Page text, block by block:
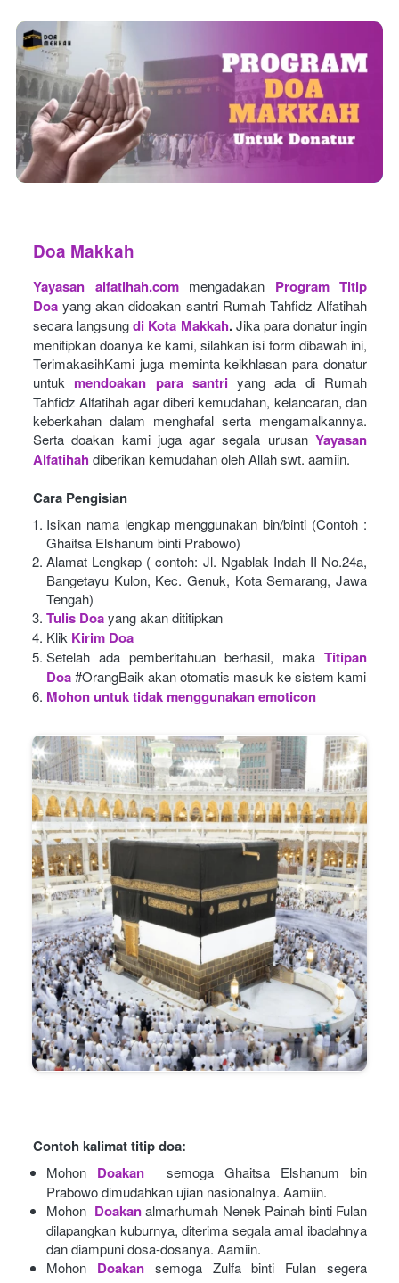
Doa Makkah
Yayasan alfatihah.com mengadakan
Program Titip
Doa yang akan didoakan santri Rumah Tahfidz Alfatihah
secara langsung di Kota Makkah. Jika para donatur ingin
menitipkan doanya ke kami, silahkan isi form dibawah ini,
TerimakasihKami juga meminta keikhlasan para donatur
untuk mendoakan para santri yang ada di Rumah
Tahfidz Alfatihah agar diberi kemudahan, kelancaran, dan
keberkahan dalam menghafal serta mengamalkannya.
Serta doakan kami juga agar segala urusan Yayasan
Alfatihah diberikan kemudahan oleh Allah swt. aamiin.
Cara Pengisian
Isikan nama lengkap menggunakan bin/binti (Contoh :
Ghaitsa Elshanum binti Prabowo)
Alamat Lengkap ( contoh: Jl. Ngablak Indah II No.24a,
Bangetayu Kulon, Kec. Genuk, Kota Semarang, Jawa
Tengah)
Tulis Doayang akan dititipkan
Klik Kirim Doa
Setelah ada pemberitahuan berhasil, maka Titipan
Doa#OrangBaik akan otomatis masuk ke sistem kami
Mohon untuk tidak menggunakan emoticon
Contoh kalimat titip doa:
Mohon Doakan
semoga Ghaitsa Elshanum bin
Prabowo dimudahkan ujian nasionalnya. Aamiin.
Mohon Doakan almarhumah Nenek Painah binti Fulan
dilapangkan kuburnya, diterima segala amal ibadahnya
dan diampuni dosa-dosanya. Aamiin.
Mohon
Doakan semoga Zulfa binti Fulan segera